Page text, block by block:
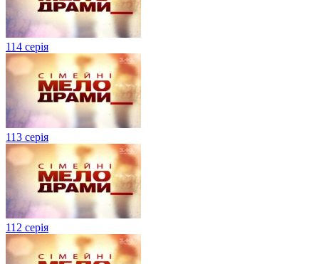
114 серія
113 серія
112 серія